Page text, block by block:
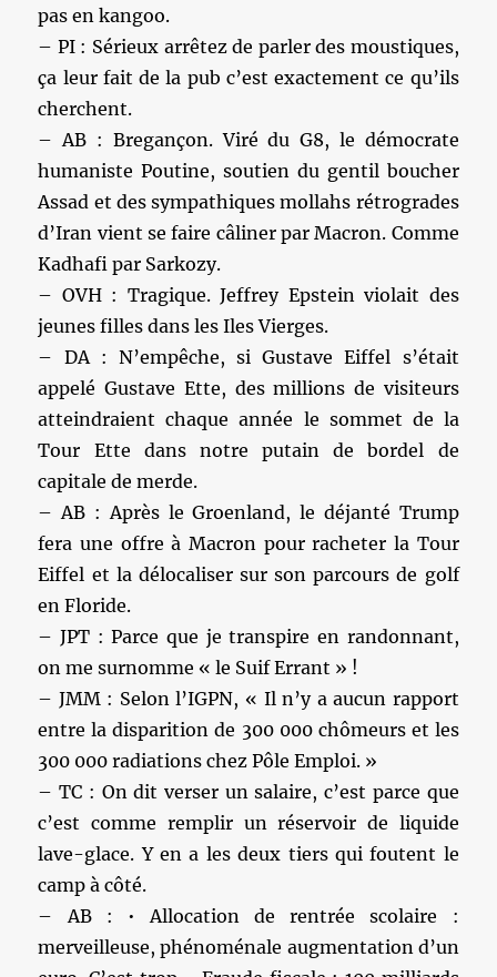
pas en kangoo.
– PI : Sérieux arrêtez de parler des moustiques,
ça leur fait de la pub c’est exactement ce qu’ils
cherchent.
– AB : Bregançon. Viré du G8, le démocrate
humaniste Poutine, soutien du gentil boucher
Assad et des sympathiques mollahs rétrogrades
d’Iran vient se faire câliner par Macron. Comme
Kadhafi par Sarkozy.
– OVH : Tragique. Jeffrey Epstein violait des
jeunes filles dans les Iles Vierges.
– DA : N’empêche, si Gustave Eiffel s’était
appelé Gustave Ette, des millions de visiteurs
atteindraient chaque année le sommet de la
Tour Ette dans notre putain de bordel de
capitale de merde.
– AB : Après le Groenland, le déjanté Trump
fera une offre à Macron pour racheter la Tour
Eiffel et la délocaliser sur son parcours de golf
en Floride.
– JPT : Parce que je transpire en randonnant,
on me surnomme « le Suif Errant » !
– JMM : Selon l’IGPN, « Il n’y a aucun rapport
entre la disparition de 300 000 chômeurs et les
300 000 radiations chez Pôle Emploi. »
– TC : On dit verser un salaire, c’est parce que
c’est comme remplir un réservoir de liquide
lave-glace. Y en a les deux tiers qui foutent le
camp à côté.
– AB : • Allocation de rentrée scolaire :
merveilleuse, phénoménale augmentation d’un